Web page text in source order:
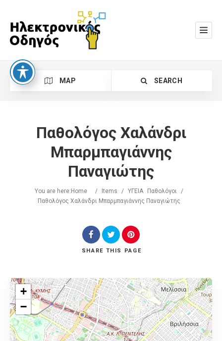
MAP SEARCH
Search
Παθολόγος Χαλάνδρι
Μπαρμπαγιάννης
Παναγιώτης
You are here: Home / Items / ΥΓΕΙΑ Παθολόγοι
/
Παθολόγος Χαλάνδρι Μπαρμπαγιάννης Παναγιώτης
SHARE THIS PAGE
+
−